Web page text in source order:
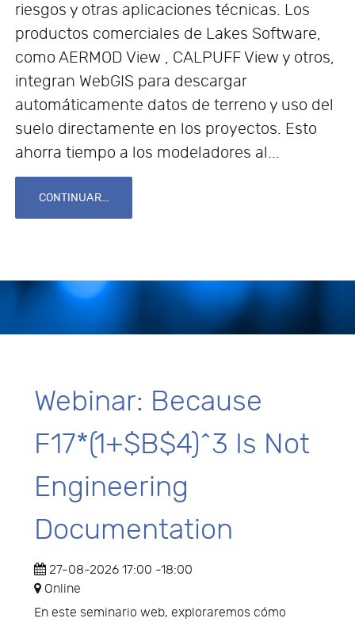
riesgos y otras aplicaciones técnicas. Los
productos comerciales de Lakes Software,
como AERMOD View , CALPUFF View y otros,
integran WebGIS para descargar
automáticamente datos de terreno y uso del
suelo directamente en los proyectos. Esto
ahorra tiempo a los modeladores al...
CONTINUAR...
Webinar: Because
F17*(1+$B$4)^3 Is Not
Engineering
Documentation
27-08-2026 17:00 -18:00
Online
En este seminario web, exploraremos cómo